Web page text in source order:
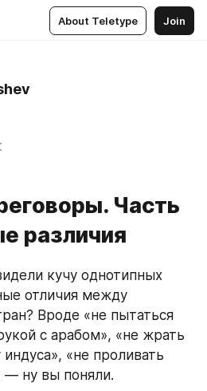
About Teletype Join
Часть
различия
кучу однотипных
отличия между
Вроде «не пытаться
с арабом», «не жрать
индуса», «не проливать
— ну вы поняли.